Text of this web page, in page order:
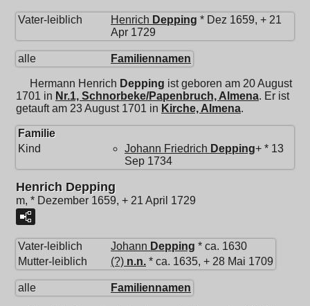
Vater-leiblich Henrich Depping * Dez 1659, + 21
Apr 1729
alle Familiennamen
Hermann Henrich Depping ist geboren am 20 August
1701 in Nr.1, Schnorbeke/Papenbruch, Almena. Er ist
getauft am 23 August 1701 in Kirche, Almena.
Familie
Kind
Johann Friedrich Depping+ * 13
Sep 1734
Henrich Depping
m, * Dezember 1659, + 21 April 1729
Vater-leiblich Johann Depping * ca. 1630
Mutter-leiblich
(?) n.n. * ca. 1635, + 28 Mai 1709
alle Familiennamen